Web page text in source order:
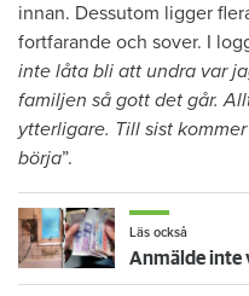
innan. Dessutom ligger
fortfarande och sover. I
inte låta bli att undra var
familjen så gott det går.
ytterligare. Till sist
börja”.
Läs också